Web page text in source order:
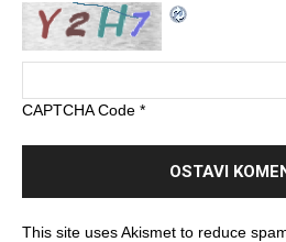
CAPTCHA Code *
This site uses Akismet to reduce